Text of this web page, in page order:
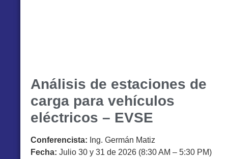
Análisis de estaciones de
carga para vehículos
eléctricos – EVSE
Conferencista: Ing. Germán Matiz
Fecha: Julio 30 y 31 de 2026 (8:30 AM – 5:30 PM)